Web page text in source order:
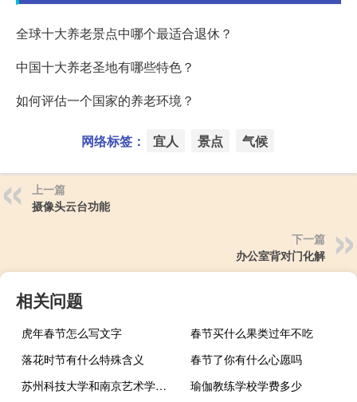
全球十大养老景点中哪个最适合退休？
中国十大养老圣地有哪些特色？
如何评估一个国家的养老环境？
网络标签： 宜人 景点 气候
上一篇
摄像头云台功能
下一篇
办公室背对门化解
相关问题
虎年春节怎么写文字
春节买什么果类过年不吃
落花时节有什么特殊含义
春节了你有什么心愿吗
苏州科技大学和南京艺术学院的专业对比
瑜伽教练学校学费多少